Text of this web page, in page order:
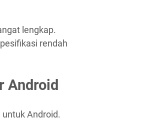
lengkap.
rendah
Android
Android.